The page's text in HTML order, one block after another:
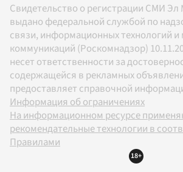
Свидетельство о регистрации СМИ
выдано федеральной службой по
связи, информационных технологий и
коммуникаций (Роскомнадзор)
несет ответственности за
содержащейся в рекламных
предоставляет справочной
Информация об ограничениях
На информационном ресурсе
рекомендательные технологии в
Правилами
18+